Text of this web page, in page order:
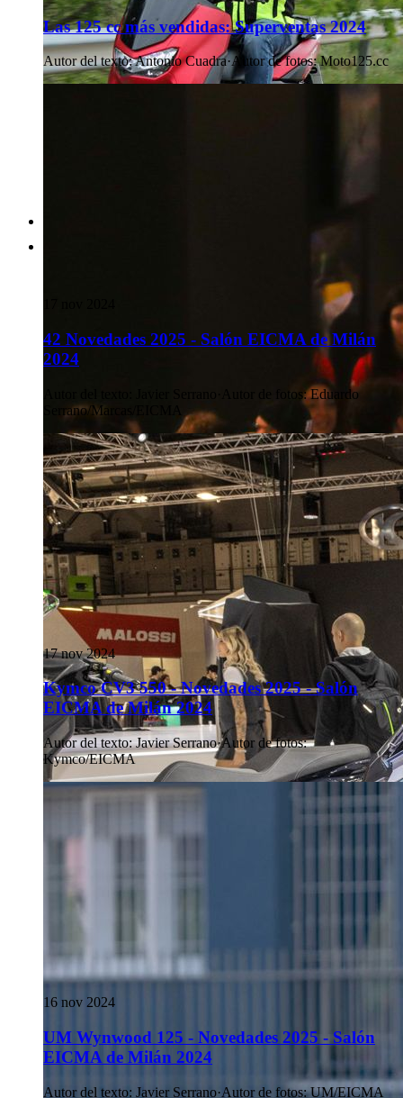
Las 125 cc más vendidas: Superventas 2024
Autor del texto:Antonio Cuadra·Autor de fotos: Moto125.cc
42 Novedades 2025 - Salón EICMA de Milán
2024
Autor de fotos: Eduardo
Serrano/Marcas/EICMA
17 nov 2024
Kymco CV3 550 - Novedades 2025 - Salón
EICMA de Milán 2024
Autor del texto: Javier Serrano·Autor de fotos:
Kymco/EICMA
16 nov 2024
UM Wynwood 125 - Novedades 2025 - Salón
EICMA de Milán 2024
Autor del texto: Javier Serrano·Autor de fotos: UM/EICMA